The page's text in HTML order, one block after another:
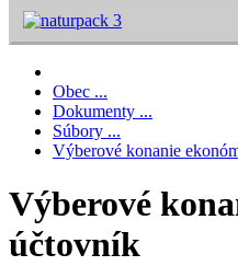
Obec ...
Dokumenty ...
Súbory ...
Výberové konanie
Výberové
účtovník